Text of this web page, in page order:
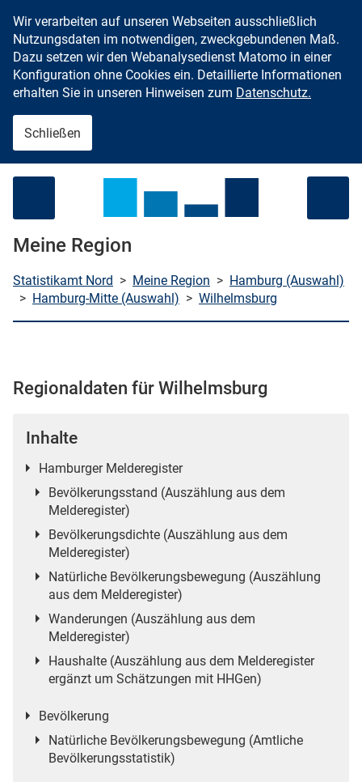
Zum Inhalt springen
Wir verarbeiten auf unseren Webseiten ausschließlich
Nutzungsdaten im notwendigen, zweckgebundenen Maß.
Dazu setzen wir den Webanalysedienst Matomo in einer
Konfiguration ohne Cookies ein. Detaillierte Informationen
erhalten Sie in unseren Hinweisen zum Datenschutz.
Schließen
Meine Region
Statistikamt Nord > Meine Region > Hamburg (Auswahl)
> Hamburg-Mitte (Auswahl) > Wilhelmsburg
Regionaldaten für Wilhelmsburg
Inhalte
Hamburger Melderegister
Bevölkerungsstand (Auszählung aus dem
Melderegister)
Bevölkerungsdichte (Auszählung aus dem
Melderegister)
Natürliche Bevölkerungsbewegung (Auszählung
aus dem Melderegister)
Wanderungen (Auszählung aus dem
Melderegister)
Haushalte (Auszählung aus dem Melderegister
ergänzt um Schätzungen mit HHGen)
Bevölkerung
Natürliche Bevölkerungsbewegung (Amtliche
Bevölkerungsstatistik)